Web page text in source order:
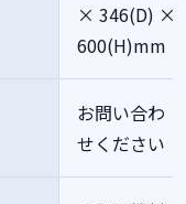
× 346(D) ×
600(H)mm
お問い合わ
せください